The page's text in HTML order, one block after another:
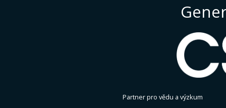
Partner pro vědu a výzkum